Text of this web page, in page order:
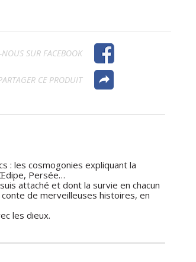
SUR FACEBOOK
CE PRODUIT
: les cosmogonies expliquant la
Persée…
attaché et dont la survie en chacun
conte de merveilleuses histoires, en
les dieux.